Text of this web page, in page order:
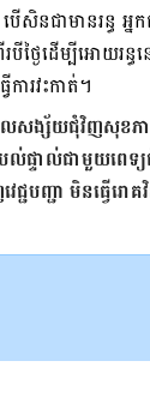
បើ​សិន​ជា​មាន​រន្ធ​ អ្
ថ្ងៃ​ដើម្បី​អោយ​រន្
ការ​វះ​កាត់។
សង្ស័យ​ជុំវិញ​សុខភា
ល់​ផ្ទាល់​ជាមួយ​ពេ
បញ្ជា មិន​ធ្វើ​រោ